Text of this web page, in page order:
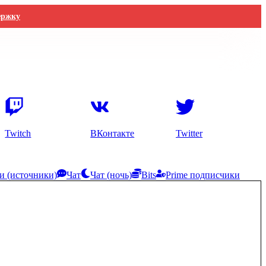
Twitch ВКонтакте Twitter
(источники) Чат Чат (ночь) Bits Prime подписчики